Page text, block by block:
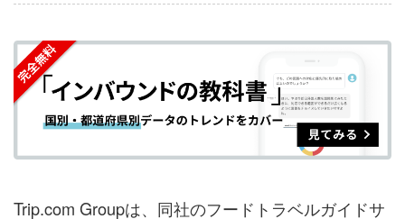
シ
ェ
ア
す
る
シ
ェ
ア
す
る
ク
マ
ー
ク
に
購
読
す
る
録
す
Trip.com Groupは、同社のフードトラベルガイドサ